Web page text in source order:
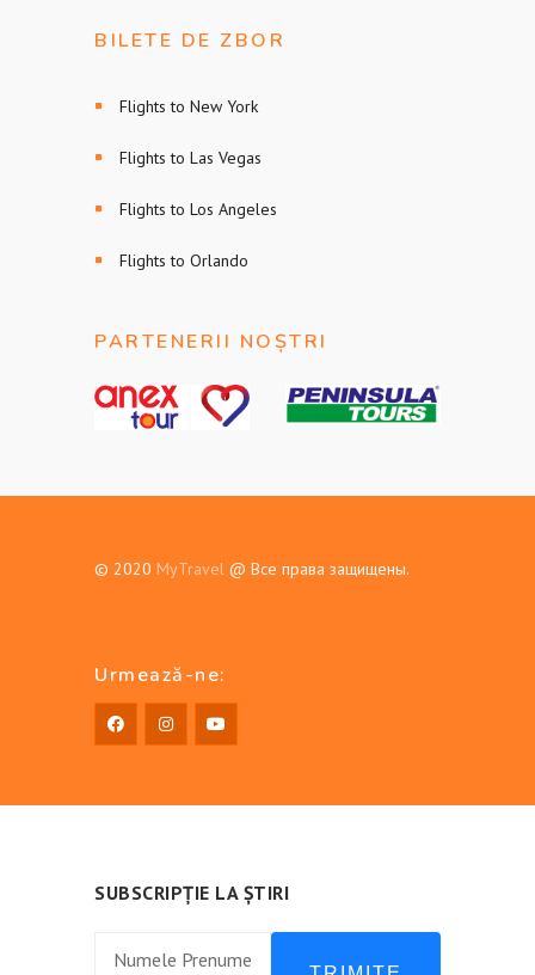
BILETE DE ZBOR
Flights to New York
Flights to Las Vegas
Flights to Los Angeles
Flights to Orlando
PARTENERII NOȘTRI
© 2020 MyTravel @ Все права защищены.
Urmează-ne:
SUBSCRIPȚIE LA ȘTIRI